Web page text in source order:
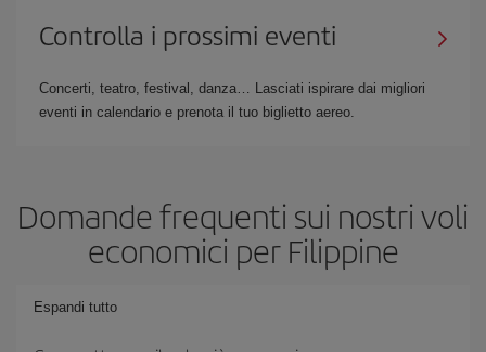
Controlla i prossimi eventi
Concerti, teatro, festival, danza… Lasciati ispirare dai migliori
eventi in calendario e prenota il tuo biglietto aereo.
Domande frequenti sui nostri voli
economici per Filippine
Espandi tutto